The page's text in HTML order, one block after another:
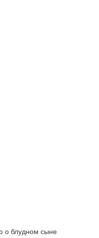
о блудном сыне